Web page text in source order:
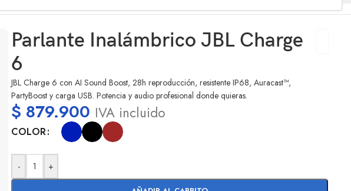
Parlante Inalámbrico JBL Charge
6
JBL Charge 6 con AI Sound Boost, 28h reproducción, resistente IP68, Auracast™,
PartyBoost y carga USB. Potencia y audio profesional donde quieras.
$ 879.900 IVA incluido
COLOR
- +